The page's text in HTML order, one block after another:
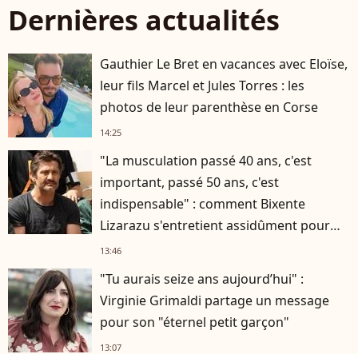
Dernières actualités
Gauthier Le Bret en vacances avec Eloïse,
leur fils Marcel et Jules Torres : les
photos de leur parenthèse en Corse
14:25
"La musculation passé 40 ans, c'est
important, passé 50 ans, c'est
indispensable" : comment Bixente
Lizarazu s'entretient assidûment pour
rester musclé à 56 ans ?
13:46
"Tu aurais seize ans aujourd’hui" :
Virginie Grimaldi partage un message
pour son "éternel petit garçon"
13:07